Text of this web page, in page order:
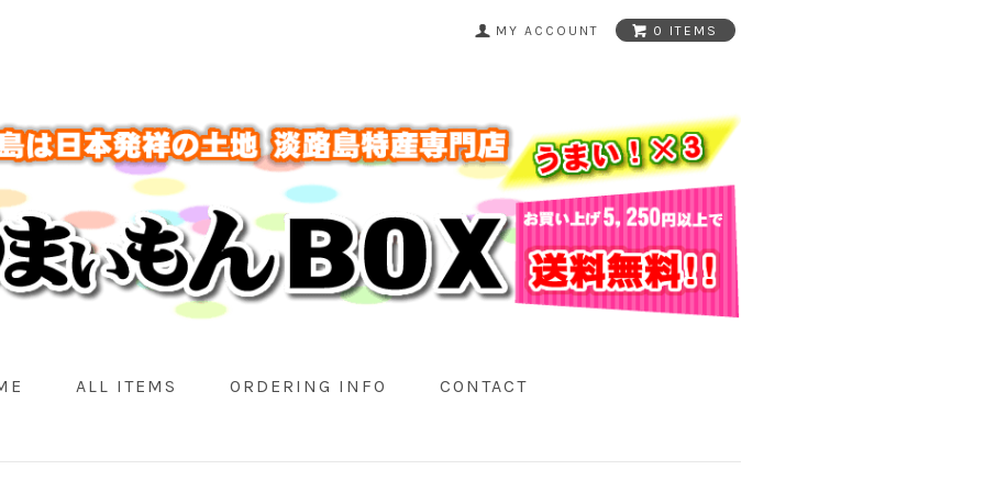
MY ACCOUNT 0 ITEMS
ALL ITEMS ORDERING INFO CONTACT